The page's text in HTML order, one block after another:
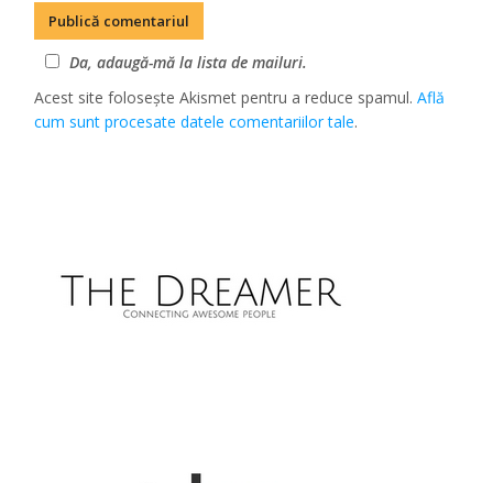
Da, adaugă-mă la lista de mailuri.
Acest site folosește Akismet pentru a reduce spamul.Află
cum sunt procesate datele comentariilor tale.